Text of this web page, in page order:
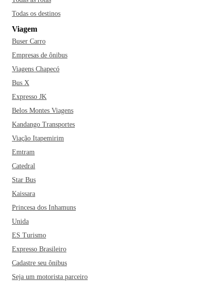
Desenvolvimento Humano de Ipatinga, que ocupa o 16º
maior do estado mineiro e o alto índice de empregabilidade
da cidade.Se for à Ipatinga, não deixe de visitar o Parque
das Cachoeiras, que proporciona um contato direto e único
com a natureza. O município também é repleto de tradições
conhecer!
Todas os destinos
Viagem
Buser Carro
Empresas de ônibus
Viagens Chapecó
Bus X
Expresso JK
Belos Montes Viagens
Kandango Transportes
Viação Itapemirim
Emtram
Catedral
Star Bus
Kaissara
Princesa dos Inhamuns
Unida
ES Turismo
Expresso Brasileiro
Cadastre seu ônibus
Seja um motorista parceiro